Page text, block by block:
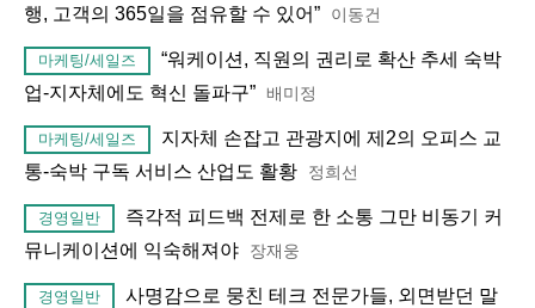
행, 고객의 365일을 점유할 수 있어”
이동건
마케팅/세일즈
“워케이션, 직원의 권리로 확산 추세 숙박
업-지자체에도 혁신 돌파구” 배미정
마케팅/세일즈
지자체 손잡고 관광지에 제2의 오피스 교
통-숙박 구독 서비스 산업도 활황
정희선
경영일반
즉각적 피드백 전제로 한 소통 그만 비동기 커
뮤니케이션에 익숙해져야
장재웅
경영일반
사명감으로 뭉친 테크 전문가들, 외면받던 말